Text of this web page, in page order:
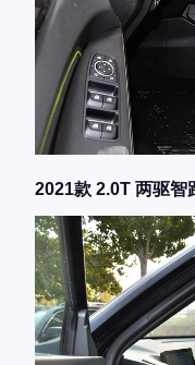
2021款 2.0T 两驱智